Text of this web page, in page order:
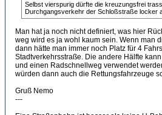
Selbst vierspurig dürfte die kreuzungsfrei
Durchgangsverkehr der Schloßstraße locker
Man hat ja noch nicht definiert, was hier
weg wird es ja wohl kaum sein. Wenn man
dann hätte man immer noch Platz für 4
Stadtverkehrsstraße. Die andere Hälfte
und einen Radschnellweg verwendet
würden dann auch die Rettungsfahrzeuge
Gruß Nemo
---